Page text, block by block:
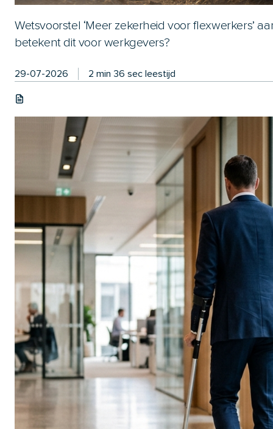
Wetsvoorstel ‘Meer zekerheid voor flexwerkers’
betekent dit voor werkgevers?
29-07-2026 2 min 36 sec leestijd